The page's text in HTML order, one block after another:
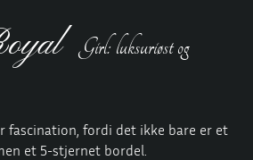
Girl: luksuriøst og
fascination, fordi det ikke bare er et
et 5-stjernet bordel.